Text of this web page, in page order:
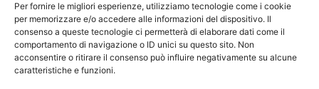
Per fornire le migliori esperienze, utilizziamo tecnologie come i cookie
per memorizzare e/o accedere alle informazioni del dispositivo. Il
consenso a queste tecnologie ci permetterà di elaborare dati come il
comportamento di navigazione o ID unici su questo sito. Non
acconsentire o ritirare il consenso può influire negativamente su alcune
caratteristiche e funzioni.
COOKIE POLICY (UE)